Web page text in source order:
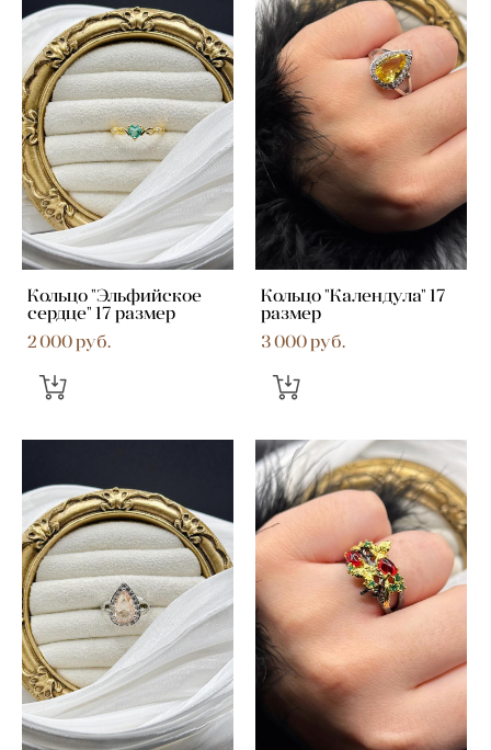
Кольцо "Эльфийское
сердце" 17 размер
2 000 pуб.
Кольцо "Календула" 17
размер
3 000 pуб.